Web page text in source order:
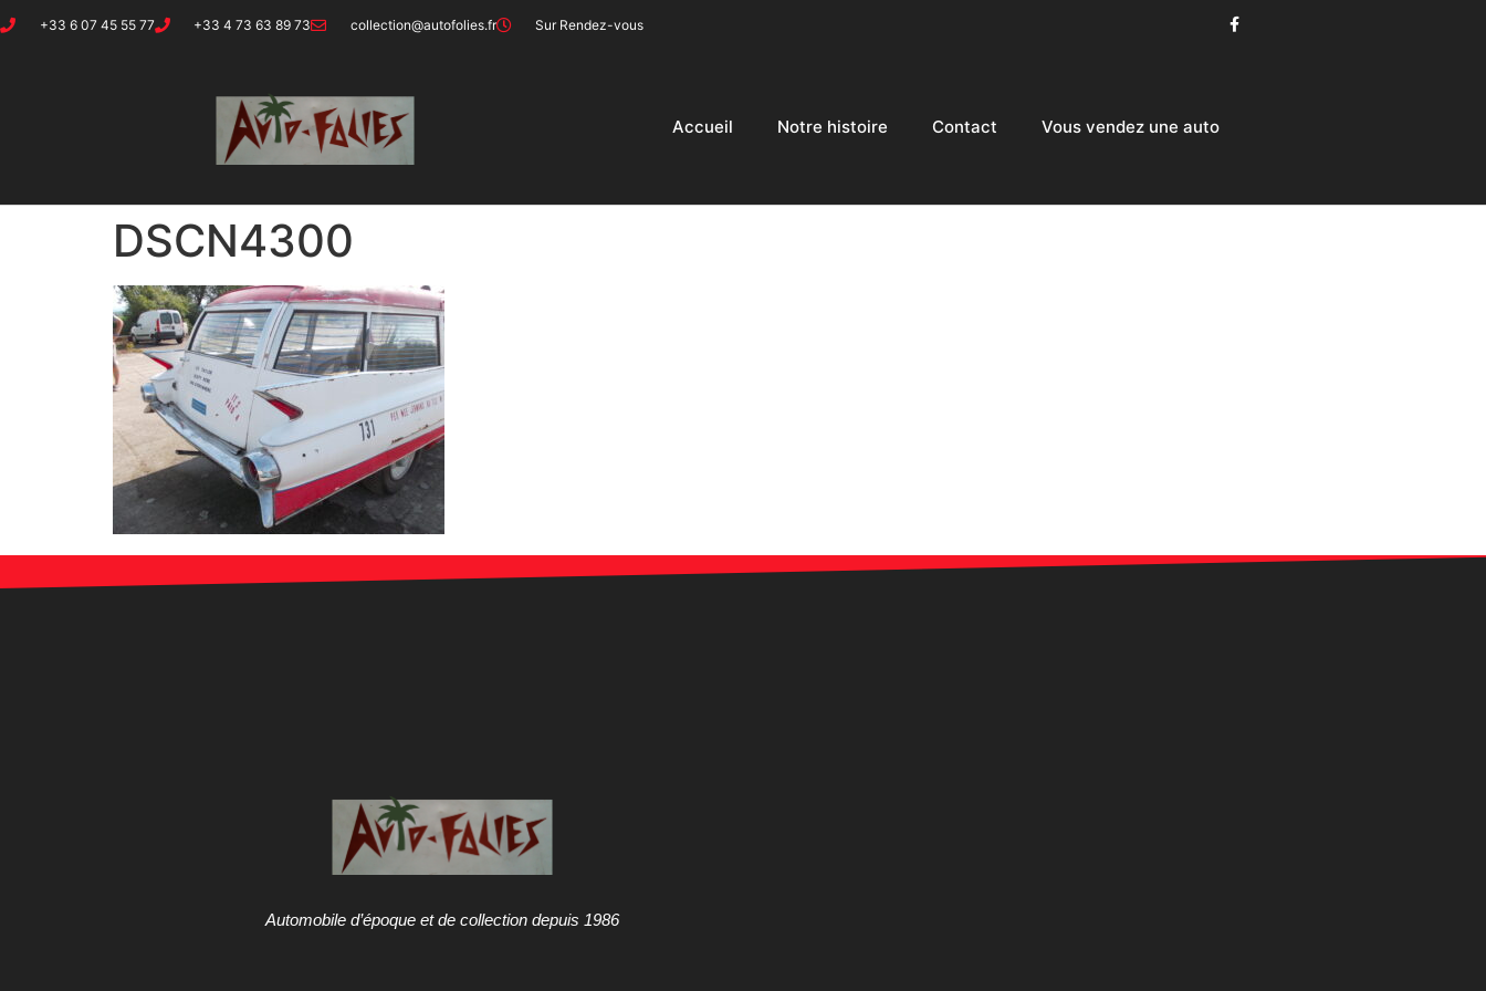
+33 6 07 45 55 77 +33 4 73 63 89 73 collection@autofolies.fr Sur Rendez-vous
Accueil Notre histoire Contact Vous vendez une auto
DSCN4300
Automobile d’époque et de collection depuis 1986